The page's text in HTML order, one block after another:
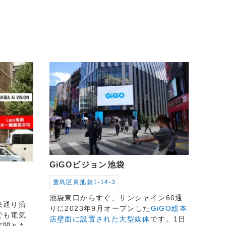
通り沿
も電気
GiGOビジョン池袋
豊島区東池袋1-14-3
池袋東口からすぐ、サンシャイン60通
りに2023年9月オープンした GiGO総本
店壁面に設置された大型媒体です。1日